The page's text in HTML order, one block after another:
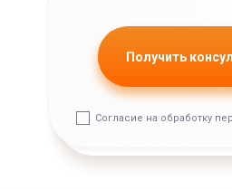
Согласие на обработку